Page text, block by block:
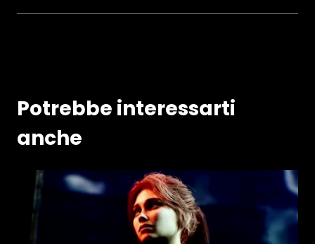
Potrebbe interessarti
anche